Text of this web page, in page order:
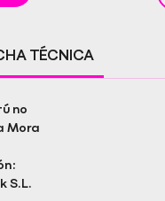
TÉCNICA
no
Mora
S.L.